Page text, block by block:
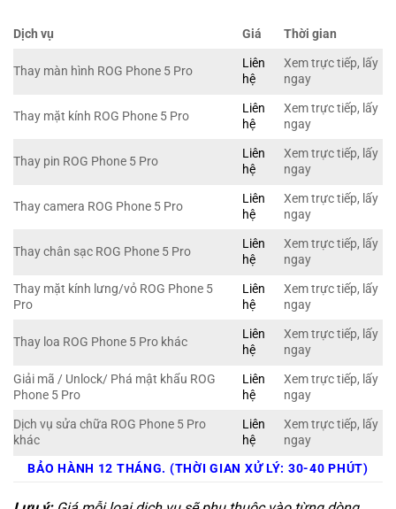
Dịch vụ Giá Thời gian
Thay màn hình ROG Phone 5 Pro
Liên
hệ
Xem trực tiếp, lấy
ngay
Thay mặt kính ROG Phone 5 Pro
Liên
hệ
Xem trực tiếp, lấy
ngay
Thay pin ROG Phone 5 Pro
Liên
hệ
Xem trực tiếp, lấy
ngay
Thay camera ROG Phone 5 Pro
Liên
hệ
Xem trực tiếp, lấy
ngay
Thay chân sạc ROG Phone 5 Pro
Liên
hệ
Xem trực tiếp, lấy
ngay
Thay mặt kính lưng/vỏ ROG Phone 5
Pro
Liên
hệ
Xem trực tiếp, lấy
ngay
Thay loa ROG Phone 5 Pro khác
Liên
hệ
Xem trực tiếp, lấy
ngay
Giải mã / Unlock/ Phá mật khẩu ROG
Phone 5 Pro
Liên
hệ
Xem trực tiếp, lấy
ngay
Dịch vụ sửa chữa ROG Phone 5 Pro
khác
Liên
hệ
Xem trực tiếp, lấy
ngay
BẢO HÀNH 12 THÁNG. (THỜI GIAN XỬ LÝ: 30-40 PHÚT)